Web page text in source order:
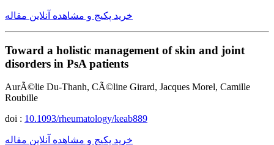
خرید پکیج و مشاهده آنلاین مقاله
Toward a holistic management of skin and joint
disorders in PsA patients
AurÃ©lie Du-Thanh, CÃ©line Girard, Jacques Morel, Camille
Roubille
doi : 10.1093/rheumatology/keab889
خرید پکیج و مشاهده آنلاین مقاله